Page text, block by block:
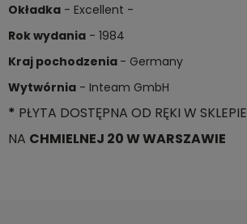
Okładka - Excellent -
Rok wydania - 1984
Kraj pochodzenia - Germany
Wytwórnia - Inteam GmbH
* PŁYTA DOSTĘPNA OD RĘKI W SKLEPIE
NA CHMIELNEJ 20 W WARSZAWIE